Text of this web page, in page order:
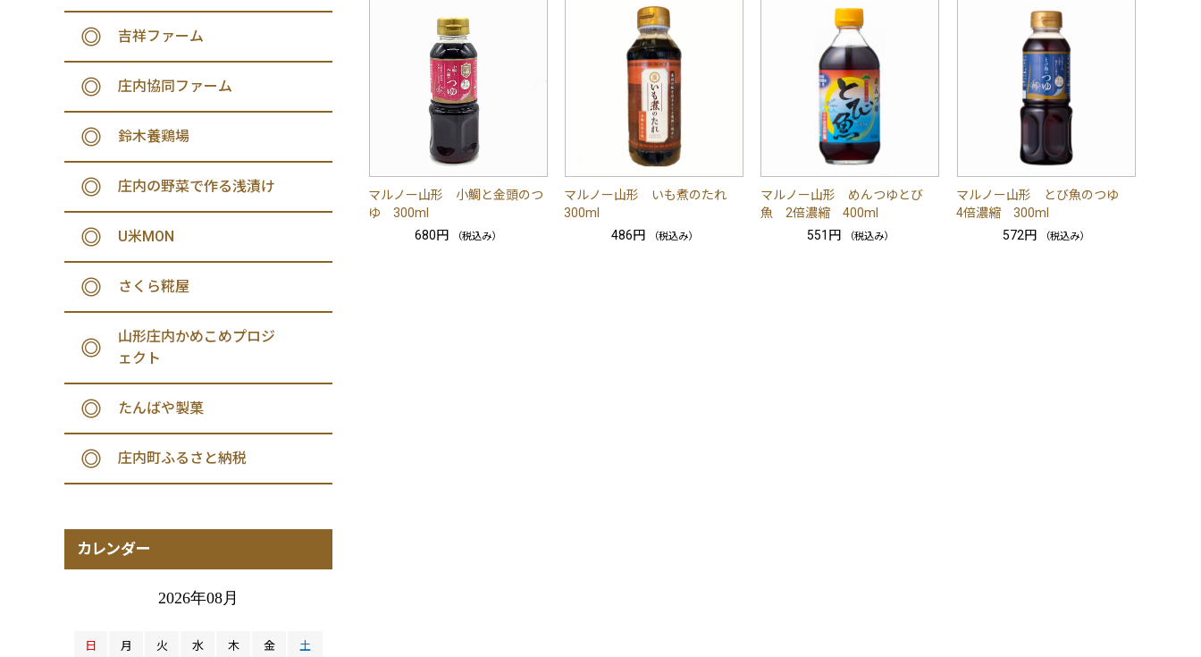
マルノー山形 小鯛と金頭のつ
ゆ 300ml
680円
（税込み）
マルノー山形 いも煮のたれ
300ml
486円
（税込み）
マルノー山形 めんつゆとび
魚 2倍濃縮 400ml
551円
（税込み）
マルノー山形 とび魚のつゆ
4倍濃縮 300ml
572円
（税込み）
吉祥ファーム
庄内協同ファーム
鈴木養鶏場
庄内の野菜で作る浅漬け
U米MON
さくら糀屋
山形庄内かめこめプロジ
ェクト
たんばや製菓
庄内町ふるさと納税
カレンダー
2026年08月
日 月 火 水 木 金 土